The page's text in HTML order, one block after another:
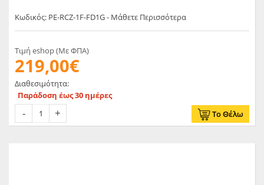
Κωδικός: PE-RCZ-1F-FD1G - Μάθετε Περισσότερα
Τιμή eshop (Με ΦΠΑ)
219,00€
Διαθεσιμότητα:
Παράδοση έως 30 ημέρες
Το Θέλω